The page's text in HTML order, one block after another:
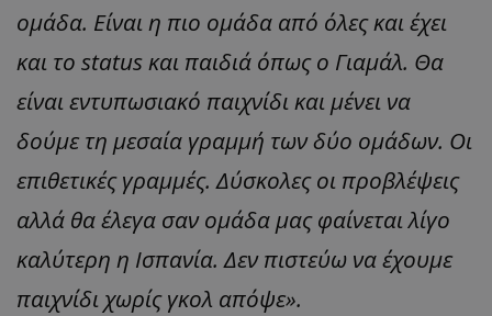
ομάδα. Είναι η πιο ομάδα από όλες και έχει
και το status και παιδιά όπως ο Γιαμάλ. Θα
είναι εντυπωσιακό παιχνίδι και μένει να
δούμε τη μεσαία γραμμή των δύο ομάδων. Οι
επιθετικές γραμμές. Δύσκολες οι προβλέψεις
αλλά θα έλεγα σαν ομάδα μας φαίνεται λίγο
καλύτερη η Ισπανία. Δεν πιστεύω να έχουμε
παιχνίδι χωρίς γκολ απόψε».